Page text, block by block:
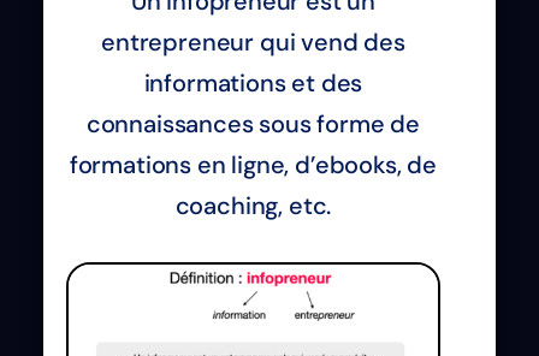
entrepreneur qui vend des
informations et des
connaissances sous forme de
formations en ligne, d’ebooks, de
coaching, etc.